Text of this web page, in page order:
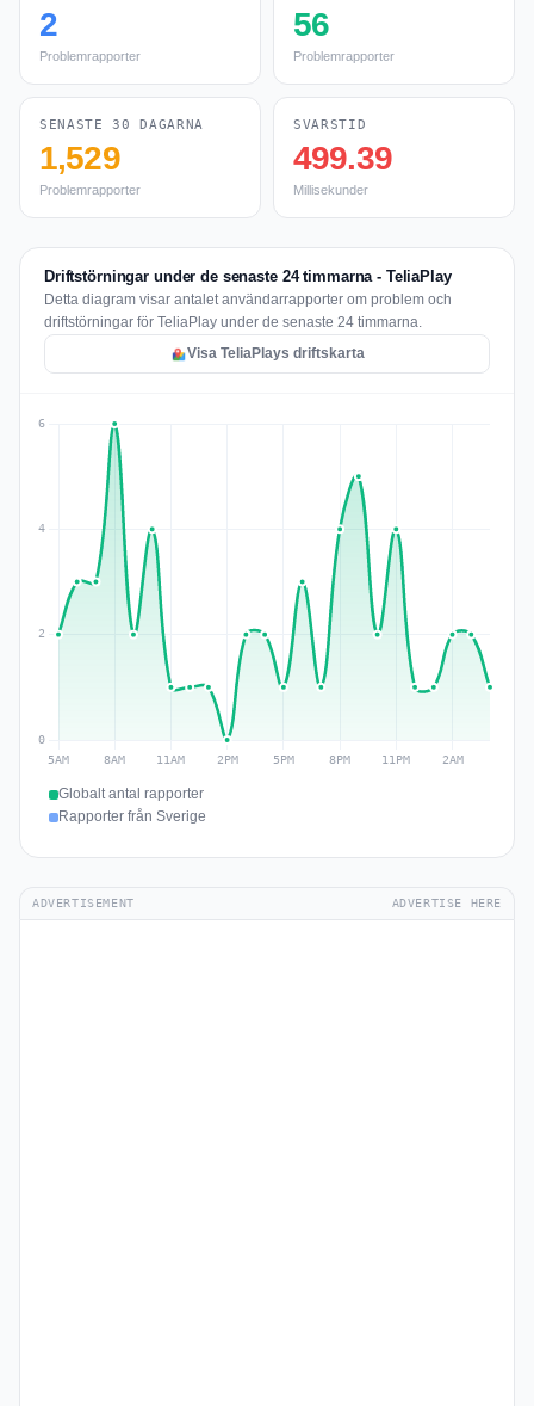
2
Problemrapporter
56
Problemrapporter
SENASTE 30 DAGARNA
1,529
Problemrapporter
SVARSTID
499.39
Millisekunder
Driftstörningar under de senaste 24 timmarna - TeliaPlay
Detta diagram visar antalet användarrapporter om problem och
driftstörningar för TeliaPlay under de senaste 24 timmarna.
Visa TeliaPlays driftskarta
Globalt antal rapporter
Rapporter från Sverige
ADVERTISEMENT ADVERTISE HERE